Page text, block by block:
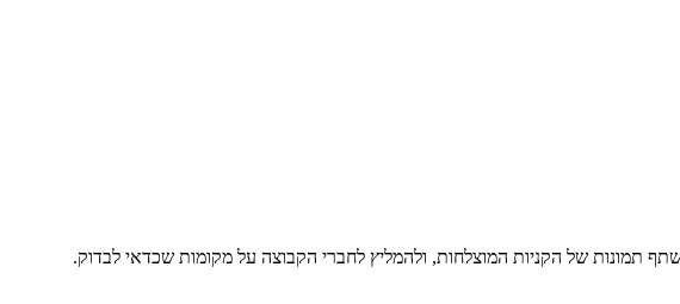
תמונות של הקניות המוצלחות, ולהמליץ לחברי הקבוצה על מקומות שכדאי לבדוק.